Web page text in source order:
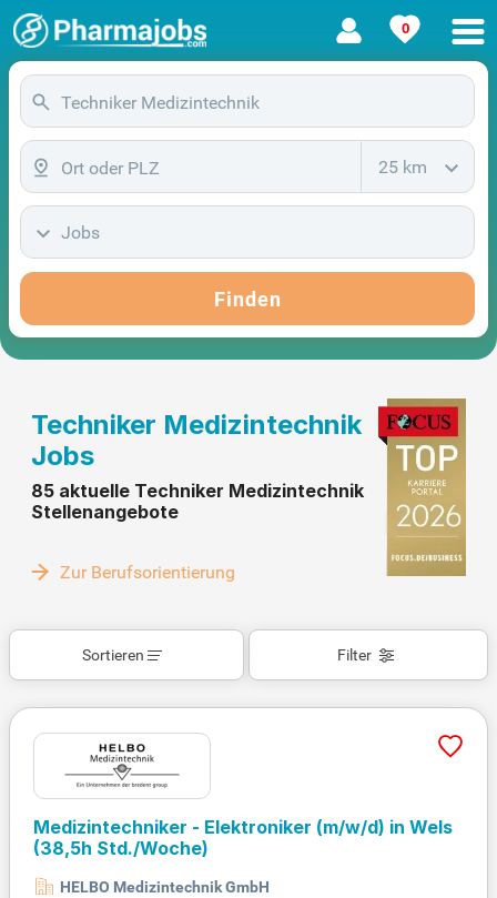
0
25 km
Jobs
Finden
Techniker Medizintechnik
Jobs
85 aktuelle Techniker Medizintechnik
Stellenangebote
Zur Berufsorientierung
Filter
Sortieren
Medizintechniker - Elektroniker (m/w/d) in Wels
(38,5h Std./Woche)
HELBO Medizintechnik GmbH